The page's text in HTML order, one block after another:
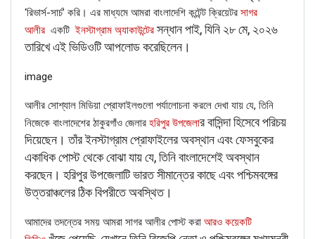
FAKE NEWS BUSTER
Name
Email
Phone
‘রিভার্স-সার্চ’ করি। এর মাধ্যমে আমরা বাংলাদেশি কন্টেন্ট ক্রিয়েটর সাগর
আলীর একটি ইনস্টাগ্রাম অ্যাকাউন্টের সন্ধান পাই, যিনি ২৮ মে, ২০২৬
তারিখে এই ভিডিওটি আপলোড করেছিলেন।
image
আলীর সোশ্যাল মিডিয়া প্রোফাইলগুলো পর্যালোচনা করলে দেখা যায় যে, তিনি
নিজেকে বাংলাদেশের ঠাকুরগাঁও জেলার হরিপুর উপজেলার বাসিন্দা হিসেবে পরিচয়
দিয়েছেন। তাঁর ইনস্টাগ্রাম প্রোফাইলের অবস্থান এবং ফেসবুকের
একাধিক পোস্ট থেকে বোঝা যায় যে, তিনি বাংলাদেশেই অবস্থান
করছেন। হরিপুর উপজেলাটি ভারত সীমান্তের কাছে এবং পশ্চিমবঙ্গের
উত্তরাঞ্চলের ঠিক বিপরীতে অবস্থিত।
আমাদের তদন্তের সময় আমরা সাগর আলীর পোস্ট করা আরও কয়েকটি